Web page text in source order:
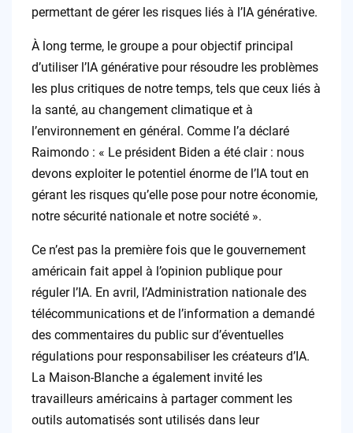
permettant de gérer les risques liés à l’IA générative.
À long terme, le groupe a pour objectif principal
d’utiliser l’IA générative pour résoudre les problèmes
les plus critiques de notre temps, tels que ceux liés à
la santé, au changement climatique et à
l’environnement en général. Comme l’a déclaré
Raimondo : « Le président Biden a été clair : nous
devons exploiter le potentiel énorme de l’IA tout en
gérant les risques qu’elle pose pour notre économie,
notre sécurité nationale et notre société ».
Ce n’est pas la première fois que le gouvernement
américain fait appel à l’opinion publique pour
réguler l’IA. En avril, l’Administration nationale des
télécommunications et de l’information a demandé
des commentaires du public sur d’éventuelles
régulations pour responsabiliser les créateurs d’IA.
La Maison-Blanche a également invité les
travailleurs américains à partager comment les
outils automatisés sont utilisés dans leur